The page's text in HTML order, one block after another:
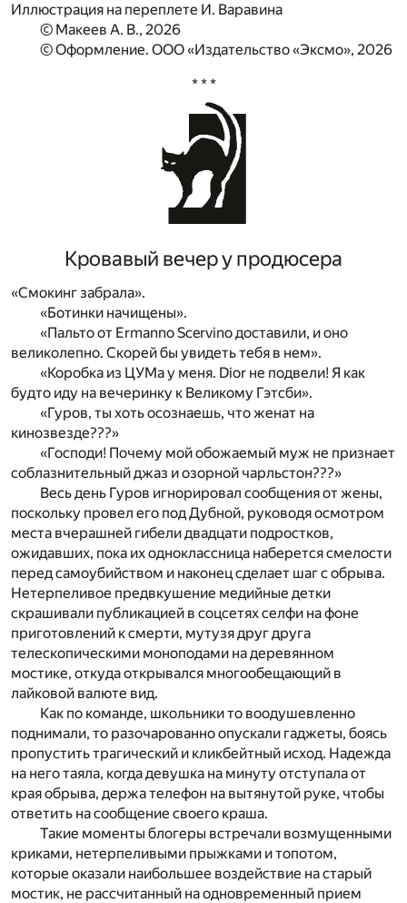
Иллюстрация на переплете И. Варавина
© Макеев А. В., 2026
© Оформление. ООО «Издательство «Эксмо», 2026
* * *
Кровавый вечер у продюсера
«Смокинг забрала».
«Ботинки начищены».
«Пальто от Ermanno Scervino доставили, и оно
великолепно. Скорей бы увидеть тебя в нем».
«Коробка из ЦУМа у меня. Dior не подвели! Я как
будто иду на вечеринку к Великому Гэтсби».
«Гуров, ты хоть осознаешь, что женат на
кинозвезде???»
«Господи! Почему мой обожаемый муж не признает
соблазнительный джаз и озорной чарльстон???»
Весь день Гуров игнорировал сообщения от жены,
поскольку провел его под Дубной, руководя осмотром
места вчерашней гибели двадцати подростков,
ожидавших, пока их одноклассница наберется смелости
перед самоубийством и наконец сделает шаг с обрыва.
Нетерпеливое предвкушение медийные детки
скрашивали публикацией в соцсетях селфи на фоне
приготовлений к смерти, мутузя друг друга
телескопическими моноподами на деревянном
мостике, откуда открывался многообещающий в
лайковой валюте вид.
Как по команде, школьники то воодушевленно
поднимали, то разочарованно опускали гаджеты, боясь
пропустить трагический и кликбейтный исход. Надежда
на него таяла, когда девушка на минуту отступала от
края обрыва, держа телефон на вытянутой руке, чтобы
ответить на сообщение своего краша.
Такие моменты блогеры встречали возмущенными
криками, нетерпеливыми прыжками и топотом,
которые оказали наибольшее воздействие на старый
мостик, не рассчитанный на одновременный прием